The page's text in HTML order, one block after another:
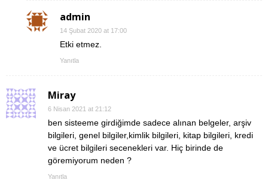
admin
14 Şubat 2020 at 17:00
Etki etmez.
Yanıtla
Miray
6 Nisan 2021 at 21:12
ben sisteeme girdiğimde sadece alınan belgeler, arşiv
bilgileri, genel bilgiler,kimlik bilgileri, kitap bilgileri, kredi
ve ücret bilgileri secenekleri var. Hiç birinde de
göremiyorum neden ?
Yanıtla